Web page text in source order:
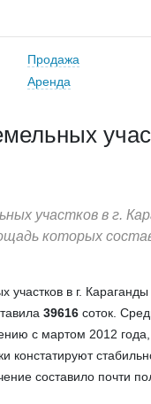
Продажа
Аренда
участков в г.
которых
участков в г.
39616 соток.
с мартом 2012 года,
констатируют
составило почти